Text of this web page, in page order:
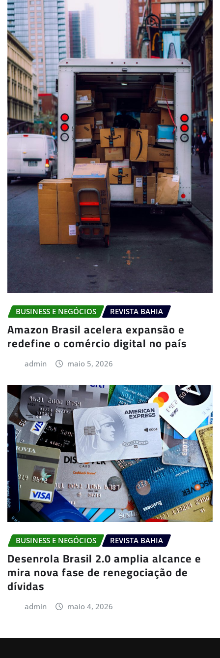
BUSINESS E NEGÓCIOS REVISTA BAHIA
Amazon Brasil acelera expansão e
redefine o comércio digital no país
admin maio 5, 2026
BUSINESS E NEGÓCIOS REVISTA BAHIA
Desenrola Brasil 2.0 amplia alcance e
mira nova fase de renegociação de
dívidas
admin maio 4, 2026